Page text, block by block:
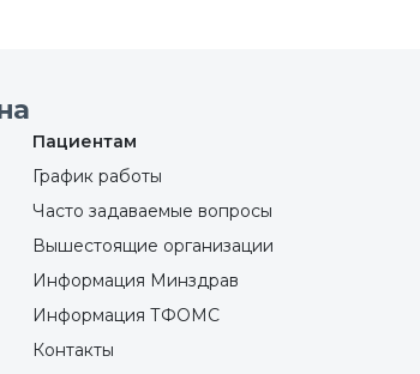
Пациентам
График работы
Часто задаваемые вопросы
Вышестоящие организации
Информация Минздрав
Информация ТФОМС
Контакты